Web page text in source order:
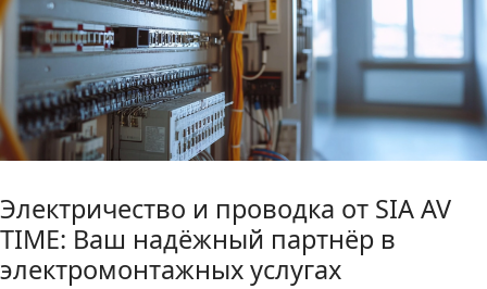
Электричество и проводка от SIA AV
TIME: Ваш надёжный партнёр в
электромонтажных услугах